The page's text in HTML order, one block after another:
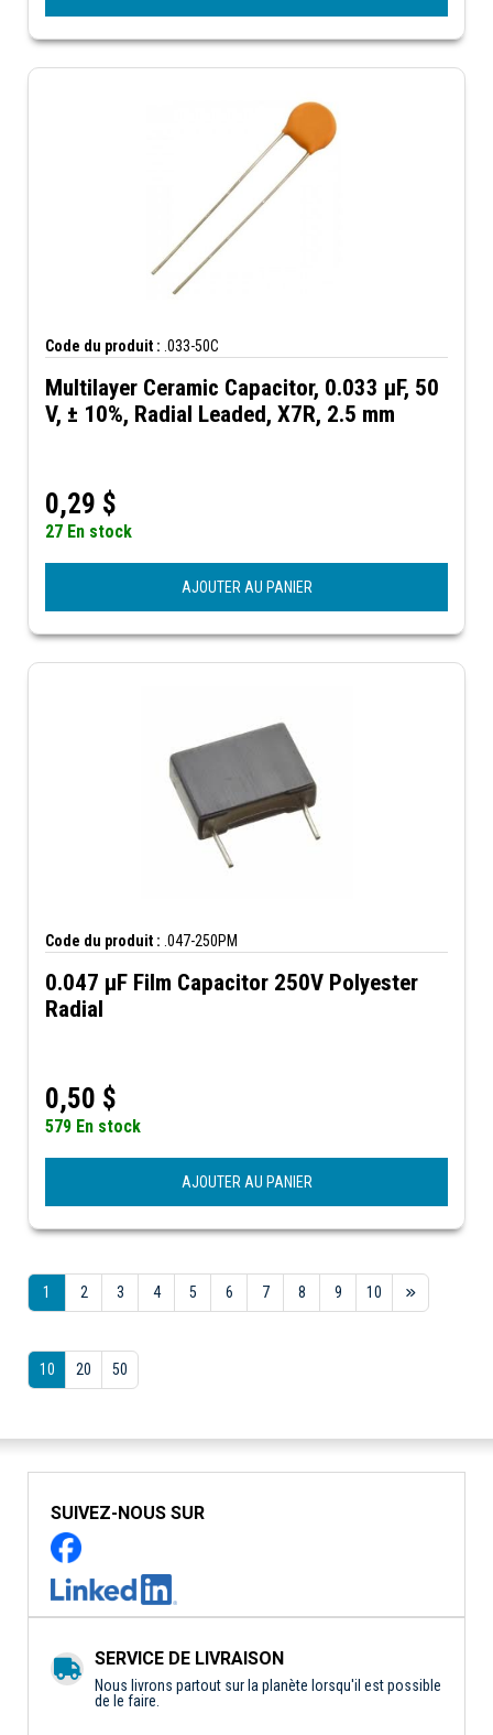
Code du produit : .033-50C
Multilayer Ceramic Capacitor, 0.033 µF, 50
V, ± 10%, Radial Leaded, X7R, 2.5 mm
0,29 $
27 En stock
AJOUTER AU PANIER
Code du produit : .047-250PM
0.047 µF Film Capacitor 250V Polyester
Radial
0,50 $
579 En stock
AJOUTER AU PANIER
1 2 3 4 5 6 7 8 9 10
10 20 50
SUIVEZ-NOUS SUR
SERVICE DE LIVRAISON
Nous livrons partout sur la planète lorsqu'il est possible
de le faire.